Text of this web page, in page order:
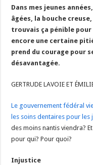
Dans mes jeunes
âgées, la bouche
trouvais ça pénible
encore une certaine
prend du courage pour
désavantagée.
GERTRUDE LAVOIE ET
Le gouvernement fédéral
les soins dentaires pour les
des moins nantis viendra?
pour qui? Pour quoi?
Injustice